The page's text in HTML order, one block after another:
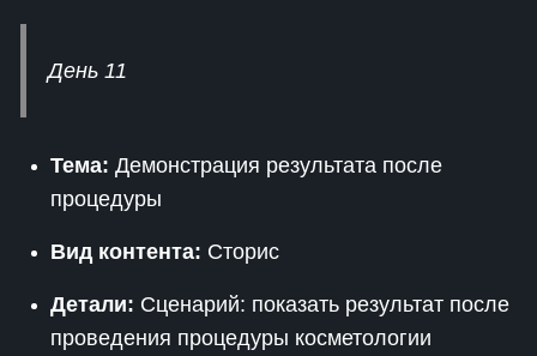
День 11
Тема: Демонстрация результата после
процедуры
Вид контента: Сторис
Детали: Сценарий: показать результат после
проведения процедуры косметологии